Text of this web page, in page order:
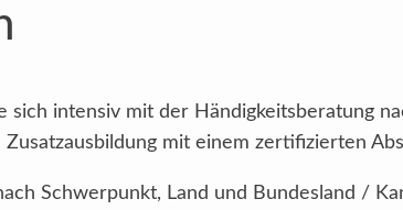
sich intensiv mit der Händigkeitsberatung
mit einem zertifizierten
Schwerpunkt, Land und Bundesland /